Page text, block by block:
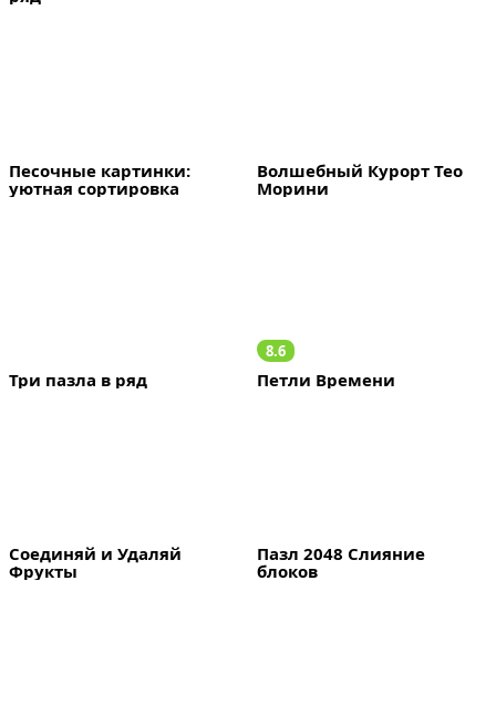
Песочные картинки:
уютная сортировка
Волшебный Курорт Тео
Морини
Три пазла в ряд
8.6
Петли Времени
Соединяй и Удаляй
Фрукты
Пазл 2048 Слияние
блоков